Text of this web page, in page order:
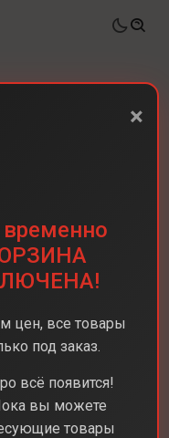
×
цен, все товары
под заказ.
всё появится!
вы можете
товары